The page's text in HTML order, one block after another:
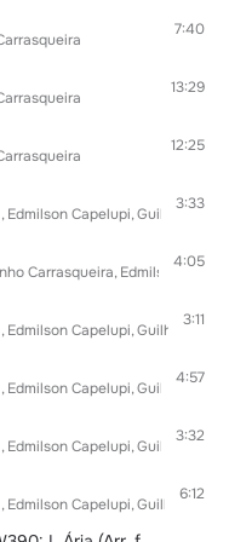
7:40
13:29
12:25
Edmilson Capelupi Guilherme
3:33
Carrasqueira Edmilson
4:05
Edmilson Capelupi Guilherme
3:11
Edmilson Capelupi Guilherme
4:57
Edmilson Capelupi Guilherme
3:32
Edmilson Capelupi Guilherme
6:12